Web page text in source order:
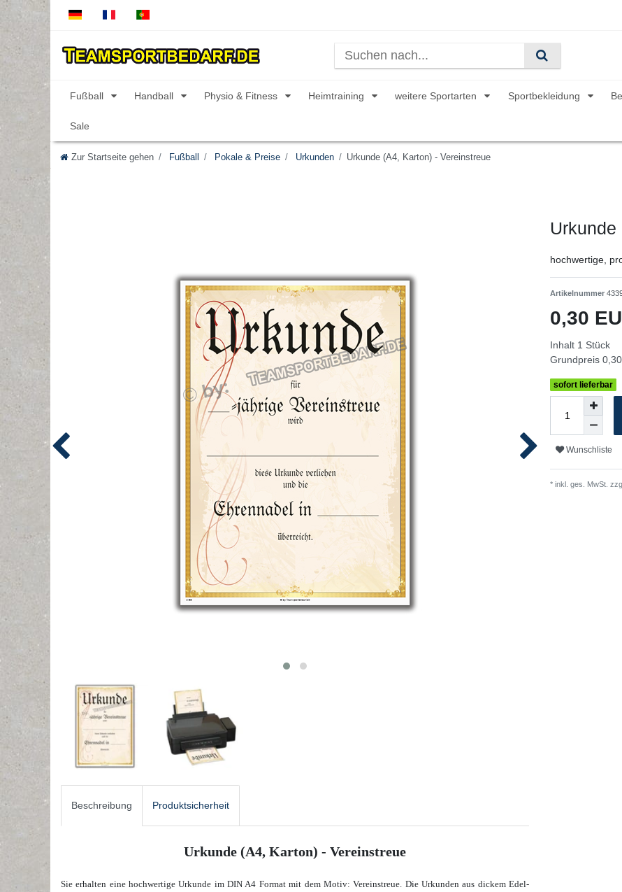
Fußball Handball Physio & Fitness Heimtraining weitere Sportarten Sportbekleidung
Sale
Zur Startseite gehen Fußball Pokale & Preise Urkunden Urkunde (A4, Karton) - Vereinstreue
Beschreibung Produktsicherheit
Urkunde (A4, Karton) - Vereinstreue
Sie erhalten eine hochwertige Urkunde im DIN A4 Format mit dem Motiv: Vereinstreue. Die Urkunden aus dickem Edel-
Urkunde
hochwertige,
Artikelnummer
0,30
Inhalt 1 Stück
Grundpreis
sofort lieferbar
Wunschliste
* inkl. ges. MwSt.